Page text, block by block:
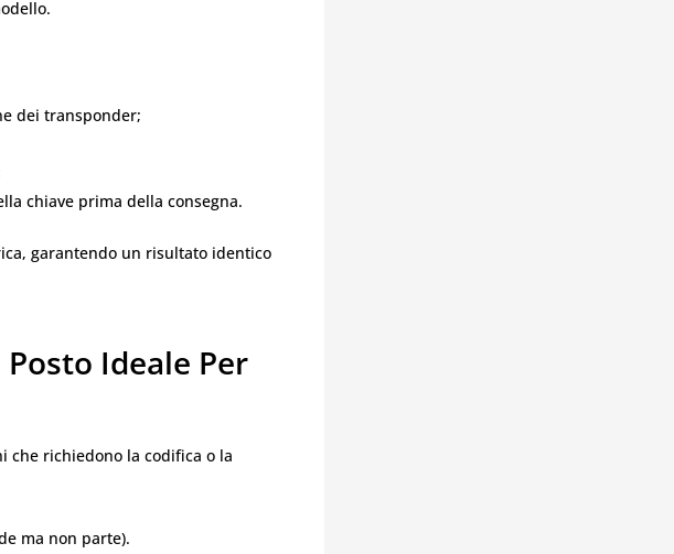
dei transponder;
chiave prima della consegna.
garantendo un risultato identico
Ideale Per
che richiedono la codifica o la
ma non parte).